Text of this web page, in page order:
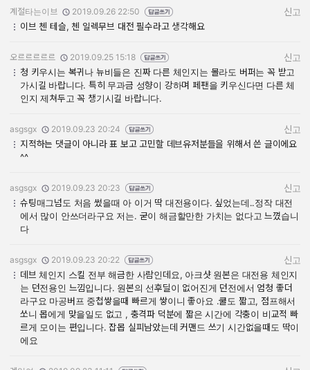
작성자:
계절타는이브
작성일:
2019.09.26 22:50
신고
이브 첸 테슬, 첸 일렉무브 대전 필수라고 생각해요
작성자:
오르르르르르
작성일:
2019.09.25 15:18
신고
청 키우시는 복귀나 뉴비들은 진짜 다른 체인지는 몰라도 버퍼는 꼭 받고
가시길 바랍니다. 특히 무과금 성향이 강하며 페팬을 키우신다면 다른 체
인지 제쳐두고 꼭 챙기시길 바랍니다.
작성자:
asgsgx
작성일:
2019.09.23 20:24
신고
지적하는 댓글이 아니라 표 보고 고민할 데브유저분들을 위해서 쓴 글이에요
^^
작성자:
asgsgx
작성일:
2019.09.23 20:23
신고
슈팅매그넘도 처음 썼을때 아 이거 딱 대전용이다. 싶었는데..정작 대전
에서 많이 안쓰더라구요 저는. 굳이 해금할만한 가치는 없다고 느꼈습니
다
작성자:
asgsgx
작성일:
2019.09.23 20:22
신고
데브 체인지 스킬 전부 해금한 사람인데요, 아크샷 원본은 대전용 체인지
는 던전용인 느낌입니다. 원본의 선후딜이 없어진게 던전에서 엄청 좋더
라구요 마공버프 중첩쌓을때 빠르게 쌓이니 좋아요 .쿨도 짧고, 점프해서
쏘니 몹에게 맞을일도 없고 , 충격파 덕분에 짧은 시간에 각충이 비교적 빠
르게 모이는 편입니다. 잡몹 실피남았는데 커맨드 쓰기 시간없을때도 딱이
에요